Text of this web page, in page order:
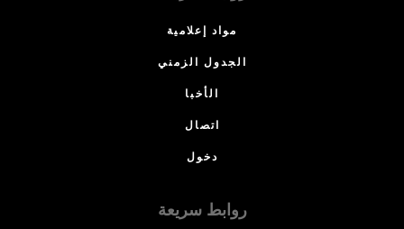
مواد إعلامية
الجدول الزمني
الأخبا
اتصال
دخول
روابط سريعة